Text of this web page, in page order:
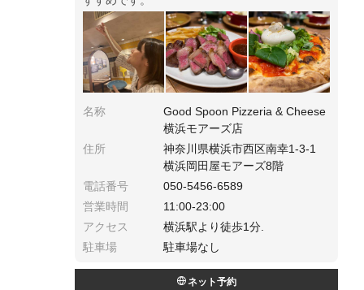
名称
Good Spoon Pizzeria & Cheese
横浜モアーズ店
住所
神奈川県横浜市西区南幸1-3-1
横浜岡田屋モアーズ8階
電話番号
050-5456-6589
営業時間
11:00-23:00
アクセス
横浜駅より徒歩1分.
駐車場
駐車場なし
ネット予約